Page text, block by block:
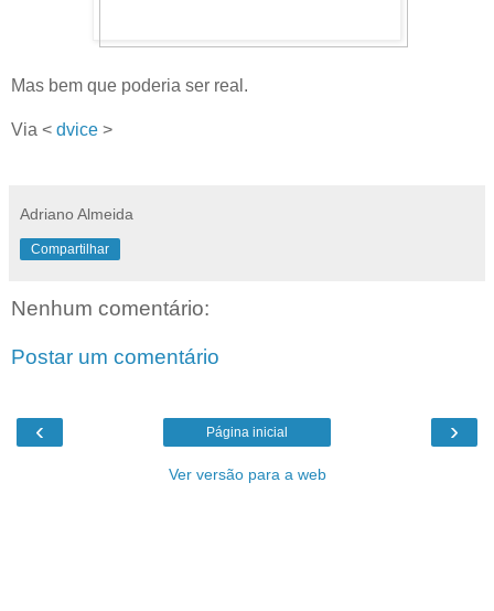
Mas bem que poderia ser real.
Via < dvice >
Adriano Almeida
Compartilhar
Nenhum comentário:
Postar um comentário
‹ ›
Página inicial
Ver versão para a web